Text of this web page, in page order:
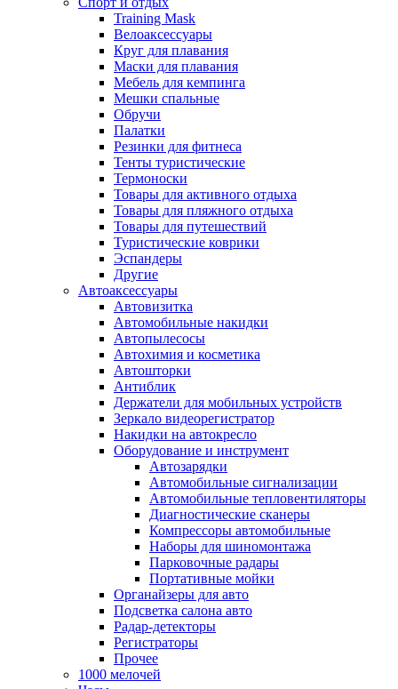
Training Mask
Велоаксессуары
Круг для плавания
Маски для плавания
Мебель для кемпинга
Мешки спальные
Обручи
Палатки
Резинки для фитнеса
Тенты туристические
Термоноски
Товары для активного отдыха
Товары для пляжного отдыха
Товары для путешествий
Туристические коврики
Эспандеры
Другие
Автоаксессуары
Автовизитка
Автомобильные накидки
Автопылесосы
Автохимия и косметика
Автошторки
Антиблик
Держатели для мобильных устройств
Зеркало видеорегистратор
Накидки на автокресло
Оборудование и инструмент
Автозарядки
Автомобильные сигнализации
Автомобильные тепловентиляторы
Диагностические сканеры
Компрессоры автомобильные
Наборы для шиномонтажа
Парковочные радары
Портативные мойки
Органайзеры для авто
Подсветка салона авто
Радар-детекторы
Регистраторы
Прочее
1000 мелочей